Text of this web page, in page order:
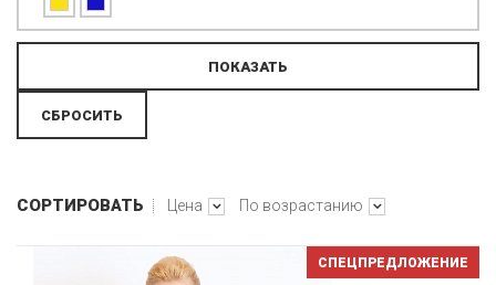
СОРТИРОВАТЬ Цена По возрастанию
СПЕЦПРЕДЛОЖЕНИЕ